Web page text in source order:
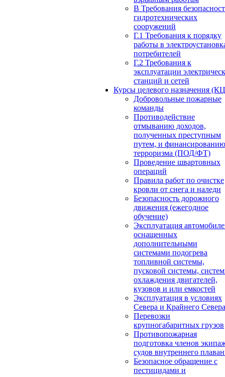
В Требования
гидротехнических
сооружений
Г.1 Требования к порядку
работы в
потребителей
Г.2 Требования к
эксплуатации
станций и сетей
Курсы целевого назначения
Добровольные пожарные
команды
Противодействие
отмыванию доходов,
полученных преступным
путем, и финансированию
терроризма (ПОД/ФТ)
Проведение швартовных
операций
Правила работ по очистке
кровли от снега и наледи
Безопасность дорожного
движения (ежегодное
обучение)
Эксплуатация
оснащенных
дополнительными
системами подогрева
топливной системы,
пусковой системы,
охлаждения двигателей,
кузовов и или емкостей
Эксплуатация в условиях
Севера и Крайнего Севера
Перевозки
крупногабаритных грузов
Противопожарная
подготовка членов
судов внутреннего
Безопасное обращение с
пестицидами и